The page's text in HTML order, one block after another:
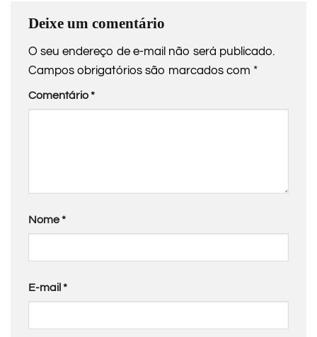
Deixe um comentário
O seu endereço de e-mail não será publicado.
Campos obrigatórios são marcados com *
Comentário*
Nome*
E-mail *